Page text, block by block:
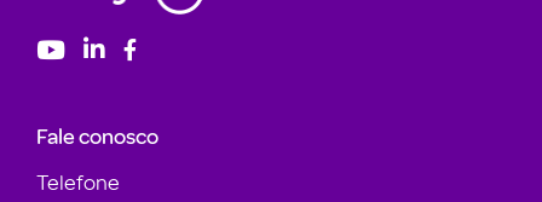
Fale conosco
Telefone